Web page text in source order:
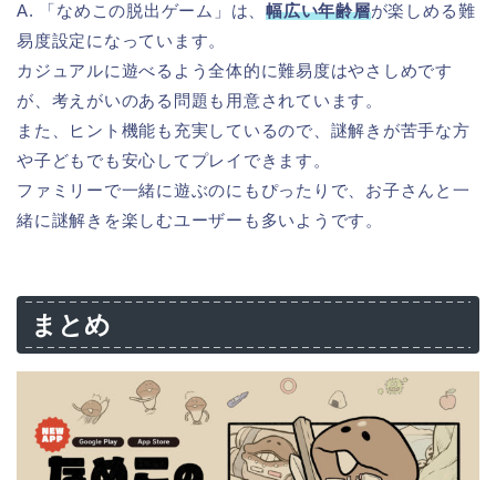
A. 「なめこの脱出ゲーム」は、幅広い年齢層が楽しめる難
易度設定になっています。
カジュアルに遊べるよう全体的に難易度はやさしめです
が、考えがいのある問題も用意されています。
また、ヒント機能も充実しているので、謎解きが苦手な方
や子どもでも安心してプレイできます。
ファミリーで一緒に遊ぶのにもぴったりで、お子さんと一
緒に謎解きを楽しむユーザーも多いようです。
まとめ